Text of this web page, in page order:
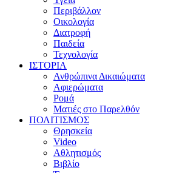
Περιβάλλον
Οικολογία
Διατροφή
Παιδεία
Τεχνολογία
ΙΣΤΟΡΙΑ
Ανθρώπινα Δικαιώματα
Αφιερώματα
Ρομά
Ματιές στο Παρελθόν
ΠΟΛΙΤΙΣΜΟΣ
Θρησκεία
Video
Αθλητισμός
Βιβλίο